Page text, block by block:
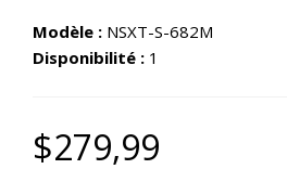
Modèle : NSXT-S-682M
Disponibilité : 1
$279,99